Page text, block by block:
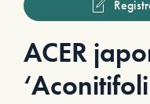
ACER